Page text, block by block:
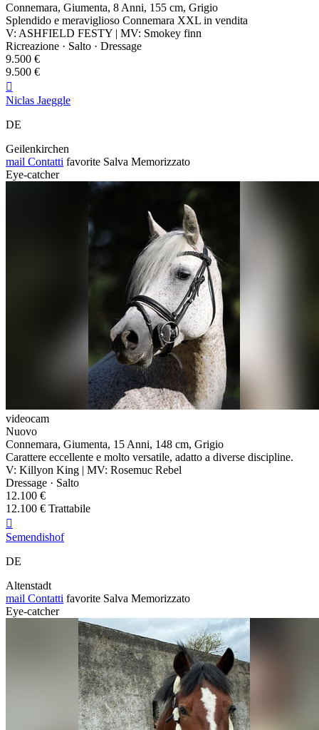
Connemara, Giumenta, 8 Anni, 155 cm, Grigio
Splendido e meraviglioso Connemara XXL in vendita
V: ASHFIELD FESTY | MV: Smokey finn
Ricreazione · Salto · Dressage
9.500 €
9.500 €

Niclas Jaeggle
DE
Geilenkirchen
mail Contatti favorite Salva Memorizzato
Eye-catcher
videocam
Nuovo
Connemara, Giumenta, 15 Anni, 148 cm, Grigio
Carattere eccellente e molto versatile, adatto a diverse discipline.
V: Killyon King | MV: Rosemuc Rebel
Dressage · Salto
12.100 €
12.100 € Trattabile

Semendishof
DE
Altenstadt
mail Contatti favorite Salva Memorizzato
Eye-catcher